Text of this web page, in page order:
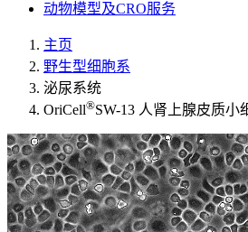
动物模型及CRO服务
主页
野生型细胞系
泌尿系统
OriCell®SW-13 人肾上腺皮质小